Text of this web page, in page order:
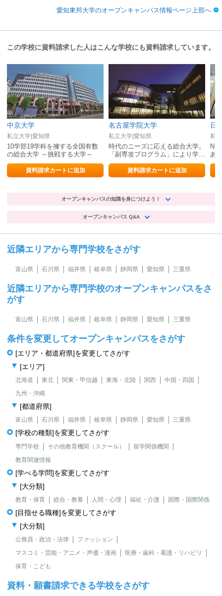
愛知東邦大学のオープンキャンパス情報ページ上部へ
この学校に資料請求した人はこんな学校にも資料請求しています。
中京大学
私立大学|愛知県
10学部19学科を擁する全国有数
の総合大学 ～挑戦する大学～
資料請求カートに追加
名古屋学院大学
私立大学|愛知県
時代のニーズに応える総合大学。
「副専攻プログラム」により学部
を超えた多様な学びを提供。
資料請求カートに追加
日
私
あ
オープンキャンパスの知識を身につけよう！
オープンキャンパス Q&A
近隣エリアから専門学校をさがす
富山県 石川県 福井県 岐阜県 静岡県 愛知県 三重県
近隣エリアから専門学校のオープンキャンパスをさ
がす
富山県 石川県 福井県 岐阜県 静岡県 愛知県 三重県
条件を変更してオープンキャンパスをさがす
[エリア・都道府県]を変更してさがす
[エリア]
北海道 東北 関東・甲信越 東海・北陸 関西
中国・四国
九州・沖縄
[都道府県]
富山県 石川県 福井県 岐阜県 静岡県 愛知県 三重県
[学校の種類]を変更してさがす
専門学校 その他教育機関（スクール）
留学関係機関
教育関連情報
[学べる学問]を変更してさがす
[大分類]
教育・保育 総合・教養 人間・心理 福祉・介護 国際・国際関係
[目指せる職種]を変更してさがす
[大分類]
公務員・政治・法律
ファッション
マスコミ・芸能・アニメ・声優・漫画
医療・歯科・看護・リハビリ
保育・こども
資料・願書請求できる学校をさがす